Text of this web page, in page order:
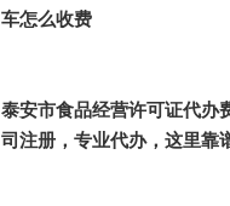
车怎么收费
泰安市食品经营许可证代办
司注册，专业代办，这里靠